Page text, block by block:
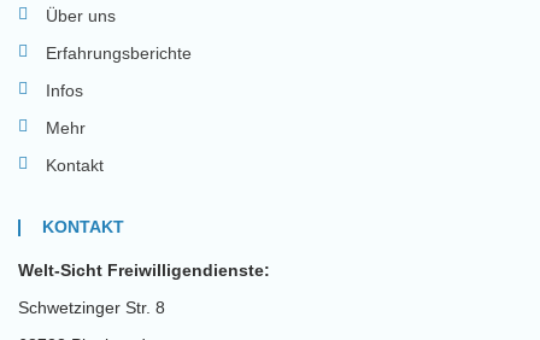
Über uns
Erfahrungsberichte
Infos
Mehr
Kontakt
KONTAKT
Welt-Sicht Freiwilligendienste:
Schwetzinger Str. 8